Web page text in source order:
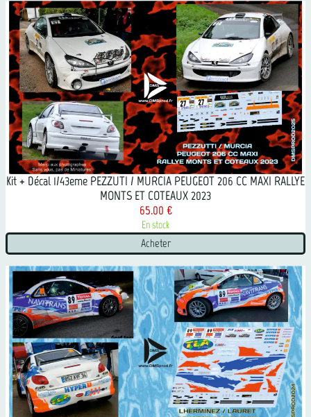
Kit + Décal 1/43eme PEZZUTI / MURCIA PEUGEOT 206 CC MAXI RALLYE
MONTS ET COTEAUX 2023
65.00 €
En stock
Acheter